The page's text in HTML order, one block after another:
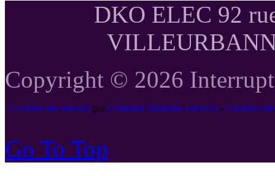
DKO ELEC 92
Copyright © 2026
Creation site internetpar Créations Solutions Services- Creation
Go To Top